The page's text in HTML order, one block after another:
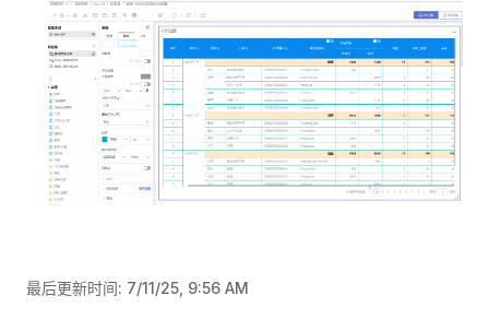
最后更新时间: 7/11/25, 9:56 AM